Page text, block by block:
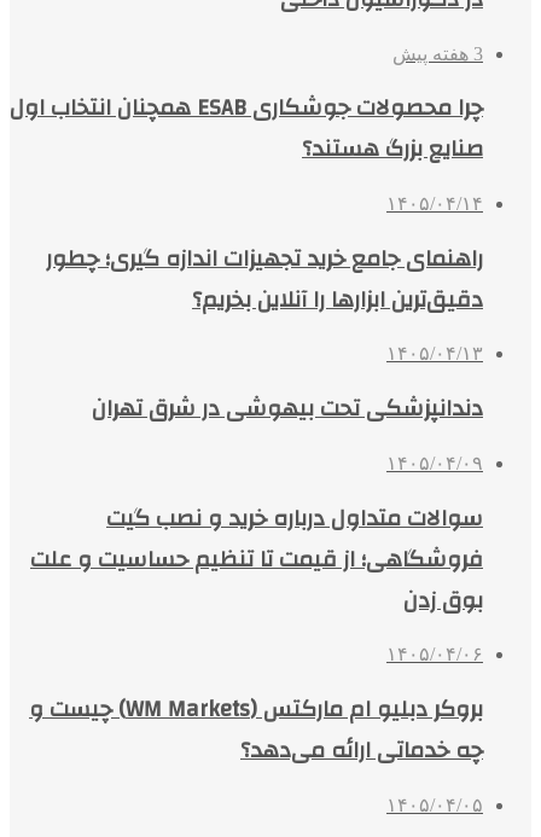
3 هفته پیش
چرا محصولات جوشکاری ESAB همچنان انتخاب اول
صنایع بزرگ هستند؟
۱۴۰۵/۰۴/۱۴
راهنمای جامع خرید تجهیزات اندازه گیری؛ چطور
دقیق‌ترین ابزارها را آنلاین بخریم؟
۱۴۰۵/۰۴/۱۳
دندانپزشکی تحت بیهوشی در شرق تهران
۱۴۰۵/۰۴/۰۹
سوالات متداول درباره خرید و نصب گیت
فروشگاهی؛ از قیمت تا تنظیم حساسیت و علت
بوق زدن
۱۴۰۵/۰۴/۰۶
بروکر دبلیو ام مارکتس (WM Markets) چیست و
چه خدماتی ارائه می‌دهد؟
۱۴۰۵/۰۴/۰۵